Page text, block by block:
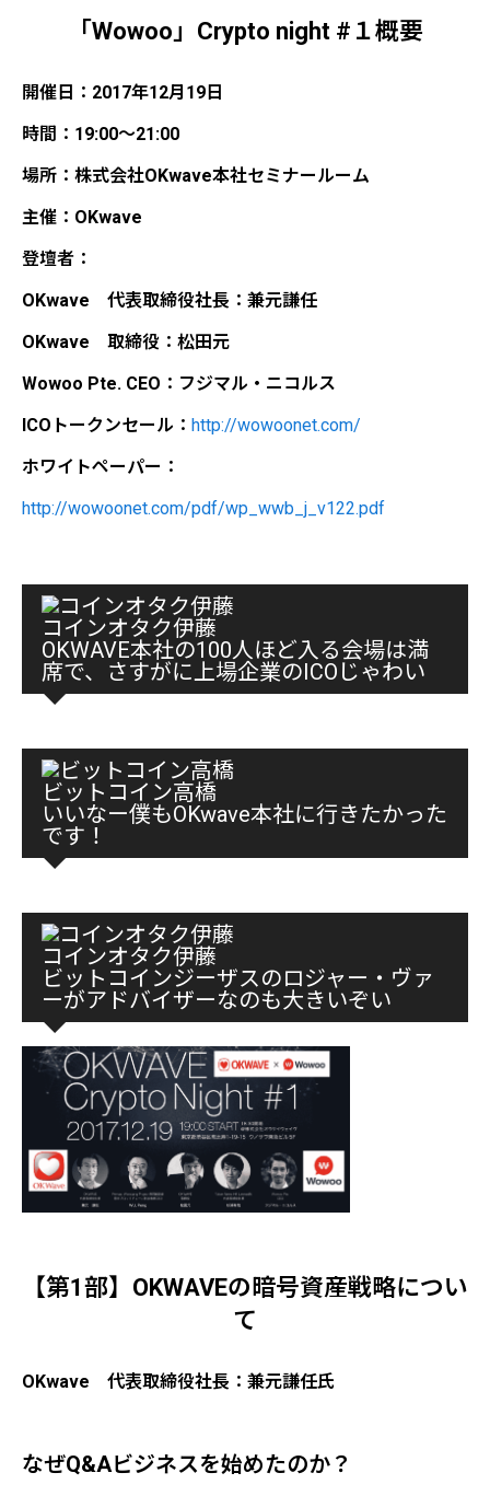
「Wowoo」Crypto night #１概要
開催日：2017年12月19日
時間：19:00～21:00
場所：株式会社OKwave本社セミナールーム
主催：OKwave
登壇者：
OKwave 代表取締役社長：兼元謙任
OKwave 取締役：松田元
Wowoo Pte. CEO：フジマル・ニコルス
ICOトークンセール： http://wowoonet.com/
ホワイトペーパー：
http://wowoonet.com/pdf/wp_wwb_j_v122.pdf
コインオタク伊藤
OKWAVE本社の100人ほど入る会場は満
席で、さすがに上場企業のICOじゃわい
ビットコイン高橋
いいなー僕もOKwave本社に行きたかった
です！
コインオタク伊藤
ビットコインジーザスのロジャー・ヴァ
ーがアドバイザーなのも大きいぞい
【第1部】OKWAVEの暗号資産戦略につい
て
OKwave 代表取締役社長：兼元謙任氏
なぜQ&Aビジネスを始めたのか？